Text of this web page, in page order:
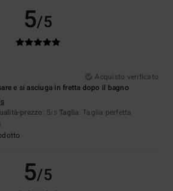
5/5
Acquisto verificato
e si asciuga in fretta dopo il bagno
prezzo: 5/5 Taglia: Taglia perfetta
5/5